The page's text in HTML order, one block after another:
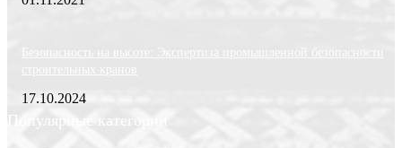
Безопасность на высоте: Экспертиза промышленной безопасности
строительных кранов
17.10.2024
Популярные категории